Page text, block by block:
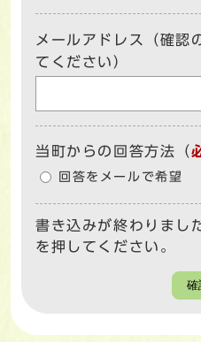
メールアドレス（確認
てください）
当町からの回答方法 （
回答をメールで希望
書き込みが終わりまし
を押してください。
確